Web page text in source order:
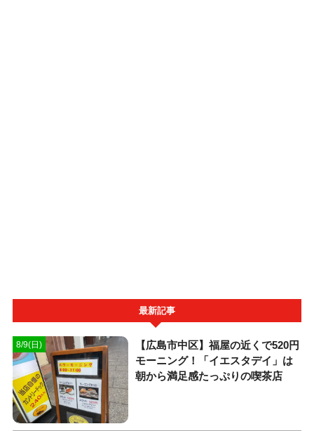
最新記事
8/9(日)
【広島市中区】福屋の近くで520円
モーニング！「イエスタデイ」は
朝から満足感たっぷりの喫茶店